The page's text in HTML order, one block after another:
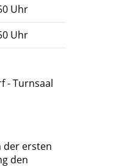
Uhr
Uhr
- Turnsaal
der ersten
den